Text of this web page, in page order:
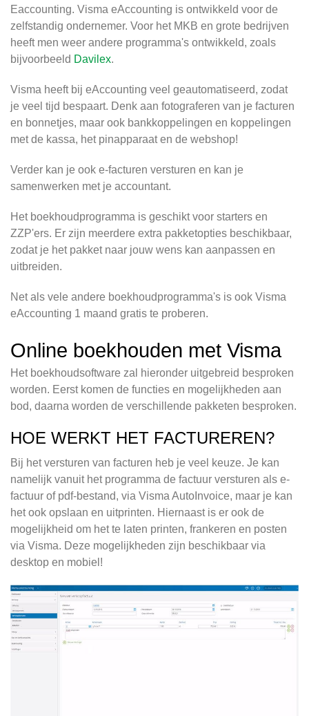
Eaccounting. Visma eAccounting is ontwikkeld voor de
zelfstandig ondernemer. Voor het MKB en grote bedrijven
heeft men weer andere programma's ontwikkeld, zoals
bijvoorbeeld Davilex.
Visma heeft bij eAccounting veel geautomatiseerd, zodat
je veel tijd bespaart. Denk aan fotograferen van je facturen
en bonnetjes, maar ook bankkoppelingen en koppelingen
met de kassa, het pinapparaat en de webshop!
Verder kan je ook e-facturen versturen en kan je
samenwerken met je accountant.
Het boekhoudprogramma is geschikt voor starters en
ZZP'ers. Er zijn meerdere extra pakketopties beschikbaar,
zodat je het pakket naar jouw wens kan aanpassen en
uitbreiden.
Net als vele andere boekhoudprogramma's is ook Visma
eAccounting 1 maand gratis te proberen.
Online boekhouden met Visma
Het boekhoudsoftware zal hieronder uitgebreid besproken
worden. Eerst komen de functies en mogelijkheden aan
bod, daarna worden de verschillende pakketen besproken.
HOE WERKT HET FACTUREREN?
Bij het versturen van facturen heb je veel keuze. Je kan
namelijk vanuit het programma de factuur versturen als e-
factuur of pdf-bestand, via Visma AutoInvoice, maar je kan
het ook opslaan en uitprinten. Hiernaast is er ook de
mogelijkheid om het te laten printen, frankeren en posten
via Visma. Deze mogelijkheden zijn beschikbaar via
desktop en mobiel!